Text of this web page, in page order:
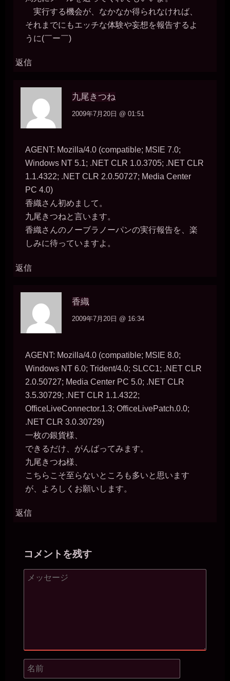
実行する機会が、なかなか得られなければ、
それまでにもエッチな体験や妄想を報告するよ
うに(￣ー￣)
返信
九尾きつね
2009年7月20日 @ 01:51
AGENT: Mozilla/4.0 (compatible; MSIE 7.0;
Windows NT 5.1; .NET CLR 1.0.3705; .NET CLR
1.1.4322; .NET CLR 2.0.50727; Media Center
PC 4.0)
香織さん初めまして。
九尾きつねと言います。
香織さんのノーブラノーパンの実行報告を、楽
しみに待っていますよ。
返信
香織
2009年7月20日 @ 16:34
AGENT: Mozilla/4.0 (compatible; MSIE 8.0;
Windows NT 6.0; Trident/4.0; SLCC1; .NET CLR
2.0.50727; Media Center PC 5.0; .NET CLR
3.5.30729; .NET CLR 1.1.4322;
OfficeLiveConnector.1.3; OfficeLivePatch.0.0;
.NET CLR 3.0.30729)
一枚の銀貨様、
できるだけ、がんばってみます。
九尾きつね様、
こちらこそ至らないところも多いと思います
が、よろしくお願いします。
返信
コメントを残す
2026年7月18日 - 21:22
うう。。
一枚の銀貨
2026年7月18日 - 21:26
しかし、便器のくせに文才もあるのが不思議だ。ちゃんとエロい読
miiki0119
うう。。褒めていただいているんでしょうか。。？
一枚の銀貨
2026年7月18日 - 21:29
褒めてるよ、読みやすくエロい。そして、こんなアホな女見たこと
ない、と呆れてる┐(´∀｀)┌
2026年7月18日 - 21:30
うう。。褒められてるけど。。情けないです。。
一枚の銀貨
2026年7月18日 - 21:31
ほら、本物の便器にはできないコトだし((´∀｀))ｹﾗｹﾗ
miiki0119
2026年7月18日 - 21:32
あうう。。便器と比べられて褒められていたなんて。。
2026年7月18日 - 21:34
ろうし、そのうちマゾ肉便器も男の人数を数える必要など無くなる
2026年7月18日 - 21:36
うう。。今週のはじめまでは22人だったのに。。今日で27人になっ
ちゃっています。。
一枚の銀貨
「一週間に10人とやる」のを目指してはどうか。
miiki0119
2026年7月18日 - 21:41
あうう。。１週間に10人。。それは。。ゼミの男性たちを含めてで
2026年7月18日 - 21:42
そりゃ、新しい利用者を獲得しなきゃ(￣▽￣)
miiki0119
2026年7月18日 - 21:44
あうう。。1週間に新しい利用者10人。。ああ。。1年で500人以上で
す。。そんな。。
一枚の銀貨
やっぱり、便器のくせに頭が回るんだなぁ。頭脳の無駄遣い（笑）
miiki0119
ああ。。1年で500人以上なんて。。ほとんど毎日2人以上に使って
いただかないと。。うう。。本当に公衆便女になっちゃう。。
一枚の銀貨
2026年7月18日 - 21:55
おっと、そろそろ夕飯だ。俺は落ちるが、オナニーするなら報告し